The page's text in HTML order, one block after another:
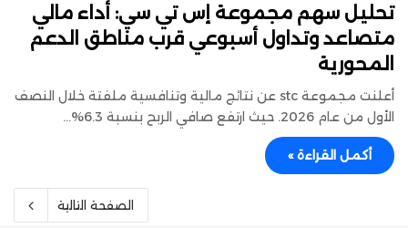
تحليل سهم مجموعة إس تي سي: أداء مالي
متصاعد وتداول أسبوعي قرب مناطق الدعم
المحورية
أعلنت مجموعة stc عن نتائج مالية وتنافسية ملفتة خلال النصف
الأول من عام 2026. حيث ارتفع صافي الربح بنسبة 6.3%…
أكمل القراءة »
الصفحة التالية